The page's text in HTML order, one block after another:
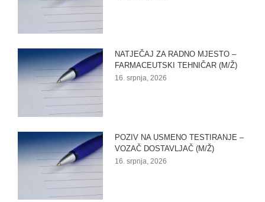
NATJEČAJ ZA RADNO MJESTO –
FARMACEUTSKI TEHNIČAR (M/Ž)
16. srpnja, 2026
POZIV NA USMENO TESTIRANJE –
VOZAČ DOSTAVLJAČ (M/Ž)
16. srpnja, 2026